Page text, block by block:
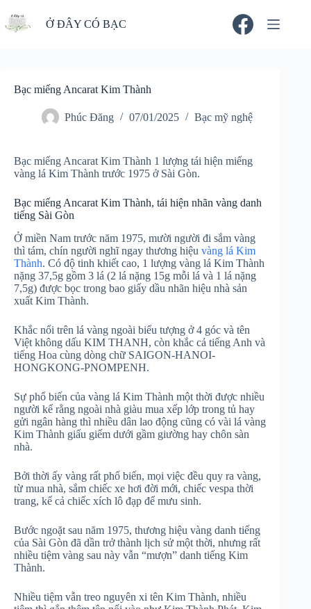
đến
phần
Ở ĐÂY CÓ BẠC
Bạc miếng Ancarat Kim Thành
Phúc Đăng 07/01/2025 Bạc mỹ nghệ
Bạc miếng Ancarat Kim Thành 1 lượng tái hiện miếng
vàng lá Kim Thành trước 1975 ở Sài Gòn.
Bạc miếng Ancarat Kim Thành, tái hiện nhãn vàng danh
tiếng Sài Gòn
Ở miền Nam trước năm 1975, mười người đi sắm vàng
thì tám, chín người nghĩ ngay thương hiệu vàng lá Kim
Thành. Có độ tinh khiết cao, 1 lượng vàng lá Kim Thành
nặng 37,5g gồm 3 lá (2 lá nặng 15g mỗi lá và 1 lá nặng
7,5g) được bọc trong bao giấy dầu nhãn hiệu nhà sản
xuất Kim Thành.
Khắc nổi trên lá vàng ngoài biểu tượng ở 4 góc và tên
Việt không dấu KIM THANH, còn khắc cả tiếng Anh và
tiếng Hoa cùng dòng chữ SAIGON-HANOI-
HONGKONG-PNOMPENH.
Sự phổ biến của vàng lá Kim Thành một thời được nhiều
người kể rằng ngoài nhà giàu mua xếp lớp trong tủ hay
gửi ngân hàng thì nhiều dân lao động cũng có vài lá vàng
Kim Thành giấu giếm dưới gầm giường hay chôn sàn
nhà.
Bởi thời ấy vàng rất phổ biến, mọi việc đều quy ra vàng,
từ mua nhà, sắm chiếc xe hơi đời mới, chiếc vespa thời
trang, kể cả chiếc xích lô đạp để mưu sinh.
Bước ngoặt sau năm 1975, thương hiệu vàng danh tiếng
của Sài Gòn đã dần trở thành lịch sử một thời, nhưng rất
nhiều tiệm vàng sau này vẫn “mượn” danh tiếng Kim
Thành.
Nhiều tiệm vẫn treo nguyên xi tên Kim Thành, nhiều